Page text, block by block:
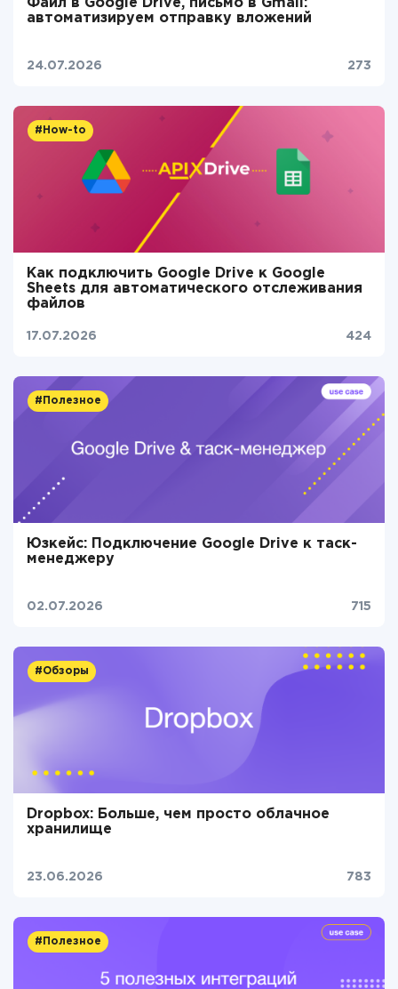
Файл в Google Drive, письмо в Gmail:
автоматизируем отправку вложений
24.07.2026 273
#How-to
Как подключить Google Drive к Google
Sheets для автоматического отслеживания
файлов
17.07.2026 424
#Полезное
Юзкейс: Подключение Google Drive к таск-
менеджеру
02.07.2026 715
#Обзоры
Dropbox: Больше, чем просто облачное
хранилище
23.06.2026 783
#Полезное